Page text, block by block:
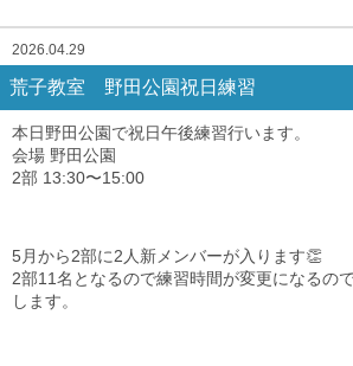
2026.04.29
荒子教室 野田公園祝日練習
本日野田公園で祝日午後練習行います。
会場 野田公園
2部 13:30〜15:00
5月から2部に2人新メンバーが入ります👏
2部11名となるので練習時間が変更になるの
します。